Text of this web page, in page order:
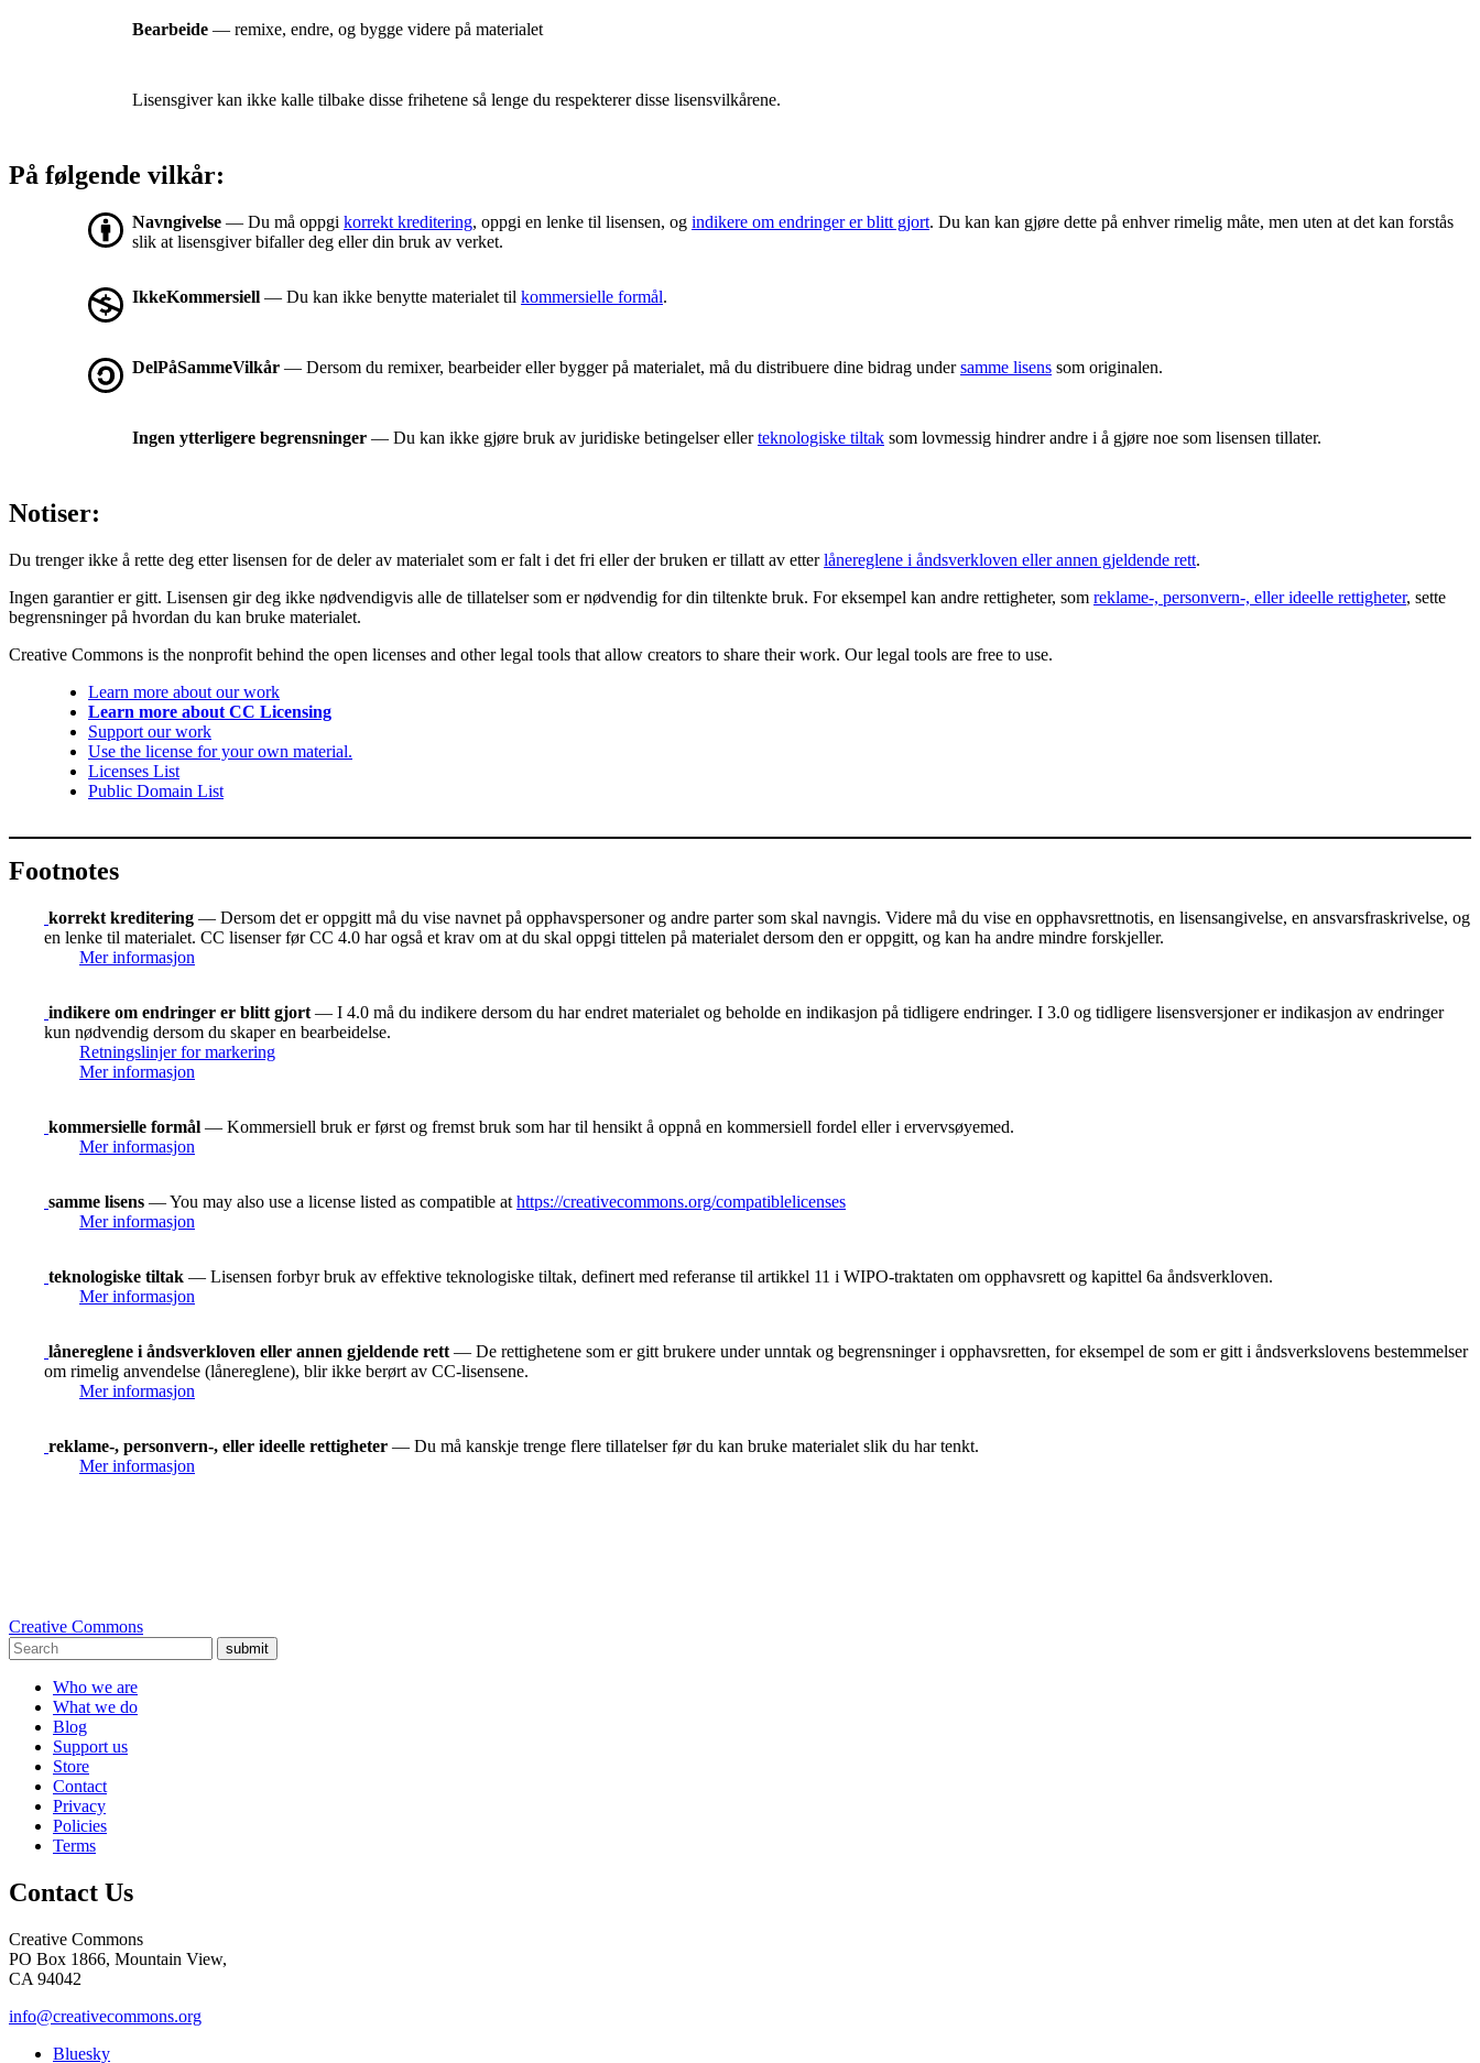
Bearbeide — remixe, endre, og bygge videre på materialet
Lisensgiver kan ikke kalle tilbake disse frihetene så lenge du respekterer disse lisensvilkårene.
På følgende vilkår:
Navngivelse — Du må oppgi korrekt kreditering, oppgi en lenke til lisensen, og indikere om endringer er blitt gjort. Du kan kan gjøre dette på enhver rimelig måte, men uten at det kan forstås
slik at lisensgiver bifaller deg eller din bruk av verket.
IkkeKommersiell — Du kan ikke benytte materialet til kommersielle formål.
DelPåSammeVilkår — Dersom du remixer, bearbeider eller bygger på materialet, må du distribuere dine bidrag undersamme lisens som originalen.
Ingen ytterligere begrensninger — Du kan ikke gjøre bruk av juridiske betingelser ellerteknologiske tiltak som lovmessig hindrer andre i å gjøre noe som lisensen tillater.
Notiser:
Du trenger ikke å rette deg etter lisensen for de deler av materialet som er falt i det fri eller der bruken er tillatt av etterlånereglene i åndsverkloven eller annen gjeldende rett.
Ingen garantier er gitt. Lisensen gir deg ikke nødvendigvis alle de tillatelser som er nødvendig for din tiltenkte bruk. For eksempel kan andre rettigheter, som reklame-, personvern-, eller ideelle rettigheter, sette
begrensninger på hvordan du kan bruke materialet.
Creative Commons is the nonprofit behind the open licenses and other legal tools that allow creators to share their work. Our legal tools are free to use.
Learn more about our work
Learn more about CC Licensing
Support our work
Use the license for your own material.
Licenses List
Public Domain List
Footnotes
korrekt kreditering — Dersom det er oppgitt må du vise navnet på opphavspersoner og andre parter som skal navngis. Videre må du vise en opphavsrettnotis, en lisensangivelse, en ansvarsfraskrivelse, og
en lenke til materialet. CC lisenser før CC 4.0 har også et krav om at du skal oppgi tittelen på materialet dersom den er oppgitt, og kan ha andre mindre forskjeller.
Mer informasjon
indikere om endringer er blitt gjort — I 4.0 må du indikere dersom du har endret materialet og beholde en indikasjon på tidligere endringer. I 3.0 og tidligere lisensversjoner er indikasjon av endringer
kun nødvendig dersom du skaper en bearbeidelse.
Retningslinjer for markering
Mer informasjon
kommersielle formål — Kommersiell bruk er først og fremst bruk som har til hensikt å oppnå en kommersiell fordel eller i ervervsøyemed.
Mer informasjon
samme lisens — You may also use a license listed as compatible at https://creativecommons.org/compatiblelicenses
Mer informasjon
teknologiske tiltak — Lisensen forbyr bruk av effektive teknologiske tiltak, definert med referanse til artikkel 11 i WIPO-traktaten om opphavsrett og kapittel 6a åndsverkloven.
Mer informasjon
lånereglene i åndsverkloven eller annen gjeldende rett — De rettighetene som er gitt brukere under unntak og begrensninger i opphavsretten, for eksempel de som er gitt i åndsverkslovens bestemmelser
om rimelig anvendelse (lånereglene), blir ikke berørt av CC-lisensene.
Mer informasjon
reklame-, personvern-, eller ideelle rettigheter — Du må kanskje trenge flere tillatelser før du kan bruke materialet slik du har tenkt.
Mer informasjon
Creative Commons
submit
Who we are
What we do
Blog
Support us
Store
Contact
Privacy
Policies
Terms
Contact Us
Creative Commons
PO Box 1866, Mountain View,
CA 94042
info@creativecommons.org
Bluesky